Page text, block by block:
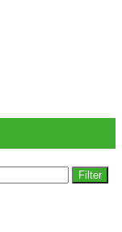
Filter